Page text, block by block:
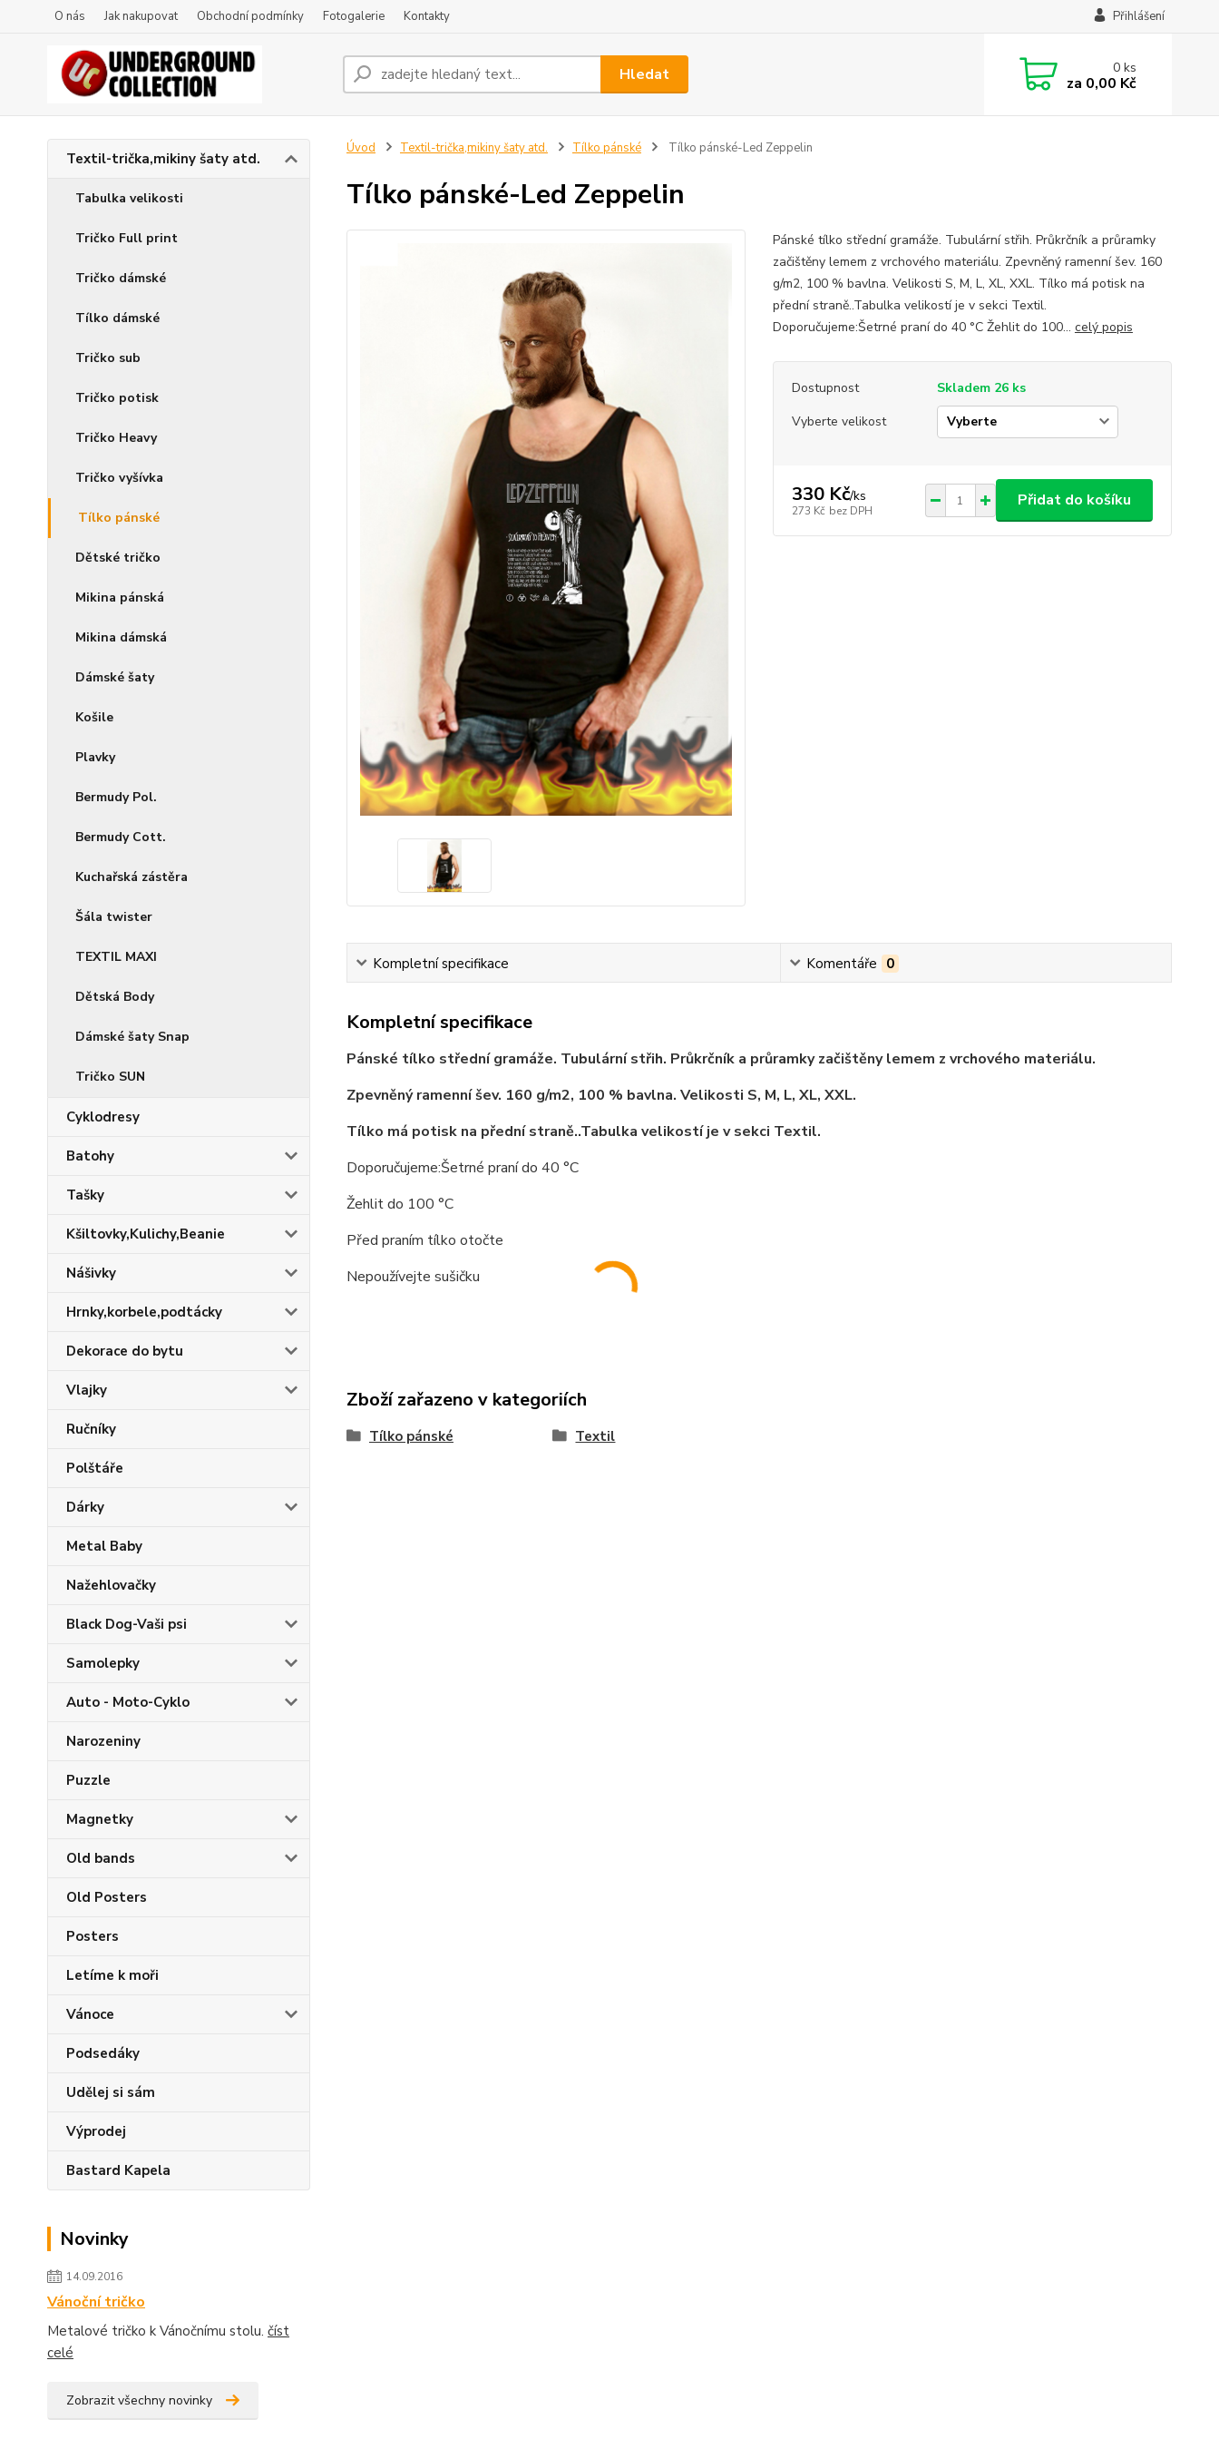
O nás Jak nakupovat Obchodní podmínky Fotogalerie Kontakty Přihlášení
Hledat 0ks
za 0,00 Kč
Textil-trička,mikiny šaty atd.
Tabulka velikosti
Tričko Full print
Tričko dámské
Tílko dámské
Tričko sub
Tričko potisk
Tričko Heavy
Tričko vyšívka
Tílko pánské
Dětské tričko
Mikina pánská
Mikina dámská
Dámské šaty
Košile
Plavky
Bermudy Pol.
Bermudy Cott.
Kuchařská zástěra
Šála twister
TEXTIL MAXI
Dětská Body
Dámské šaty Snap
Tričko SUN
Cyklodresy
Batohy
Tašky
Kšiltovky,Kulichy,Beanie
Nášivky
Hrnky,korbele,podtácky
Dekorace do bytu
Vlajky
Ručníky
Polštáře
Dárky
Metal Baby
Nažehlovačky
Black Dog-Vaši psi
Samolepky
Auto - Moto-Cyklo
Narozeniny
Puzzle
Magnetky
Old bands
Old Posters
Posters
Letíme k moři
Vánoce
Podsedáky
Udělej si sám
Výprodej
Bastard Kapela
Novinky
14.09.2016
Vánoční tričko
Metalové tričko k Vánočnímu stolu. číst
celé
Zobrazit všechny novinky
Úvod Textil-trička,mikiny šaty atd. Tílko pánské Tílko pánské-Led Zeppelin
Tílko pánské-Led Zeppelin
Pánské tílko střední gramáže. Tubulární střih. Průkrčník a průramky
začištěny lemem z vrchového materiálu. Zpevněný ramenní šev. 160
g/m2, 100 % bavlna. Velikosti S, M, L, XL, XXL. Tílko má potisk na
přední straně..Tabulka velikostí je v sekci Textil.
Doporučujeme:Šetrné praní do 40 °C Žehlit do 100... celý popis
Dostupnost
Skladem 26 ks
Vyberte velikost
330 Kč/ks
273 Kč bez DPH
Přidat do košíku
Kompletní specifikace Komentáře 0
Kompletní specifikace
Pánské tílko střední gramáže. Tubulární střih. Průkrčník a průramky začištěny lemem z vrchového materiálu.
Zpevněný ramenní šev. 160 g/m2, 100 % bavlna. Velikosti S, M, L, XL, XXL.
Tílko má potisk na přední straně..Tabulka velikostí je v sekci Textil.
Doporučujeme:Šetrné praní do 40 °C
Žehlit do 100 °C
Před praním tílko otočte
Nepoužívejte sušičku
Zboží zařazeno v kategoriích
Tílko pánské Textil